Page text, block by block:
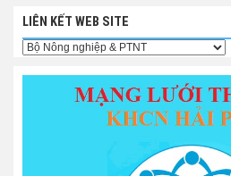
LIÊN KẾT WEB SITE